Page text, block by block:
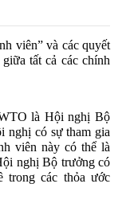
viên” và các quyết
giữa tất cả các chính
là Hội nghị Bộ
nghị có sự tham gia
viên này có thể là
nghị Bộ trưởng có
trong các thỏa ước